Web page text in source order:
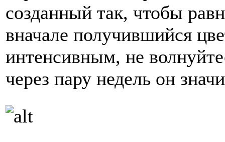
созданный так, чтобы
вначале получившийся
интенсивным, не
через пару недель он